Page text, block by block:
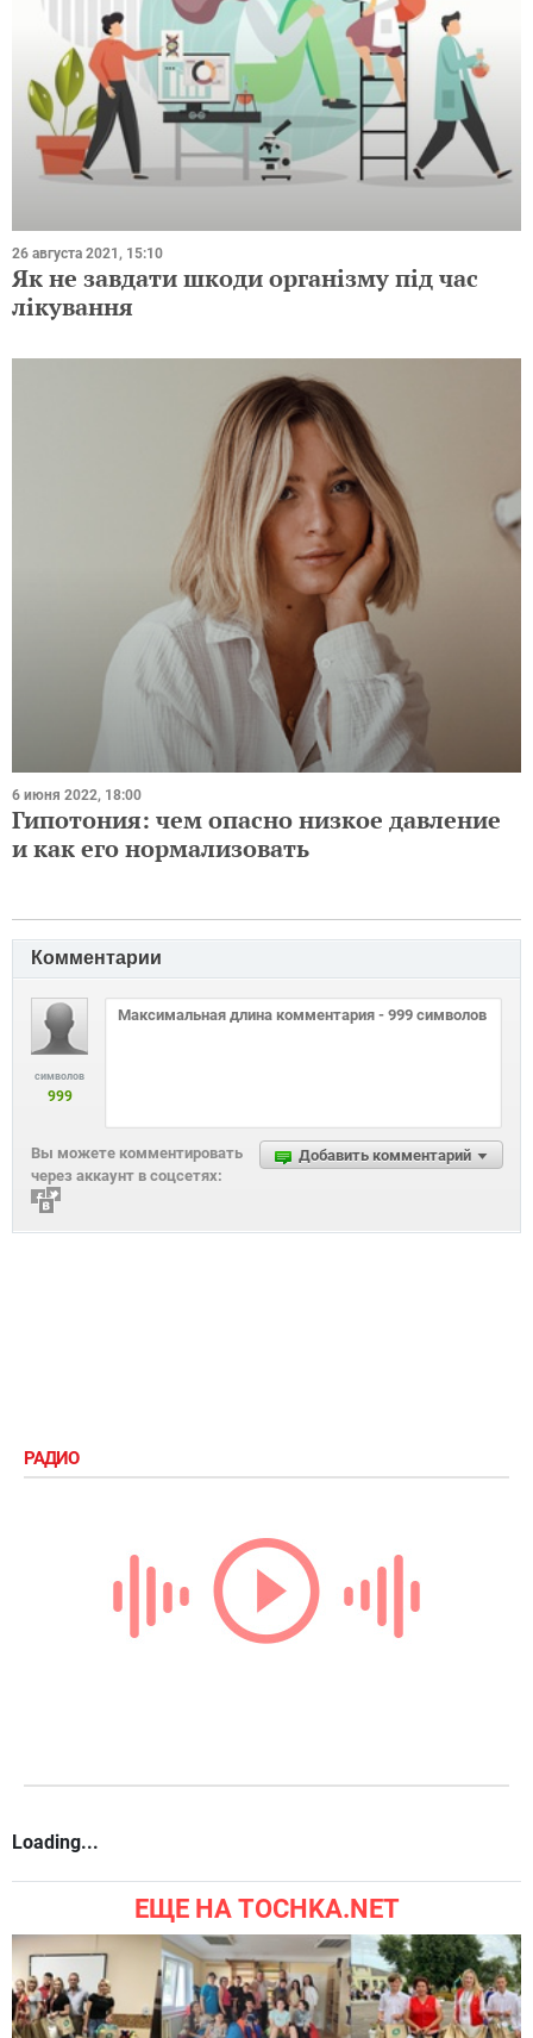
26 августа 2021, 15:10
Як не завдати шкоди організму під час
лікування
6 июня 2022, 18:00
Гипотония: чем опасно низкое давление
и как его нормализовать
Комментарии
символов
999
Добавить комментарий
Вы можете комментировать
через аккаунт в соцсетях:
РАДИО
Loading...
ЕЩЕ НА TOCHKA.NET